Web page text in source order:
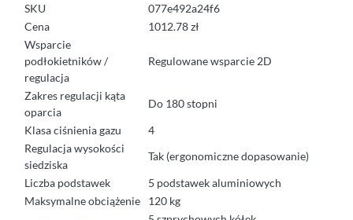
SKU
077e492a24f6
Cena
1012.78 zł
Wsparcie
podłokietników /
regulacja
Regulowane wsparcie 2D
Zakres regulacji kąta
oparcia
Do 180 stopni
Klasa ciśnienia gazu
4
Regulacja wysokości
siedziska
Tak (ergonomiczne dopasowanie)
Liczba podstawek
5 podstawek aluminiowych
Maksymalne obciążenie
120 kg